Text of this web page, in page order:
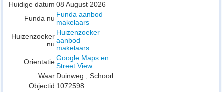
Huidige datum 08 August 2026
Funda nu Funda aanbod
makelaars
Huizenzoeker
nu
Huizenzoeker
aanbod
makelaars
Orientatie Google Maps en
Street View
Waar Duinweg , Schoorl
Objectid 1072598